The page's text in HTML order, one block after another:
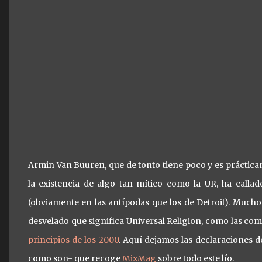
Armin Van Buuren, que de tonto tiene poco y es
la existencia de algo tan mítico como la UR, ha
(obviamente en las antípodas que los de Detroit).
desvelado que significa Universal Religion, como las
principios de los 2000. Aquí dejamos las declaraciones
como son- que recogeMixMag sobre todo este lío.